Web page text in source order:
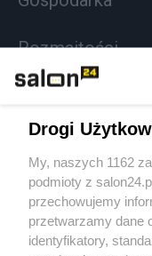
Rozmaitości
Sport
Społeczeństwo
Kultura
Drogi
My, naszych 1162
podmioty z
przechowujemy
przetwarzamy dane
identyfikatory,